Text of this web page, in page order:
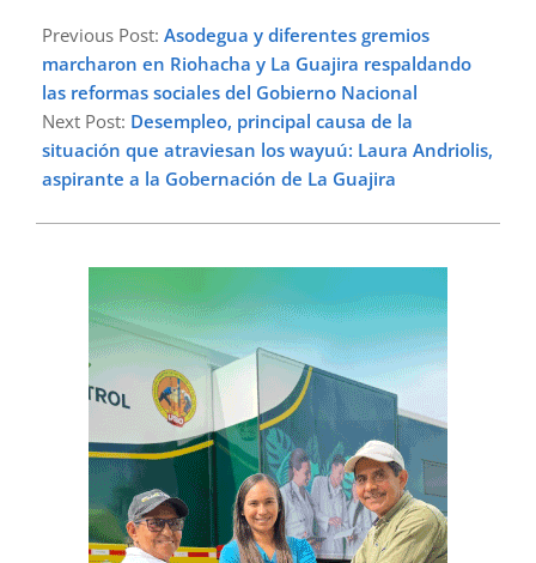
02-
15
Previous Post: Asodegua y diferentes gremios
marcharon en Riohacha y La Guajira respaldando
las reformas sociales del Gobierno Nacional
Next Post: Desempleo, principal causa de la
situación que atraviesan los wayuú: Laura Andriolis,
aspirante a la Gobernación de La Guajira